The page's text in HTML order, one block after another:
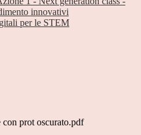
innovativi
per le STEM
prot oscurato.pdf